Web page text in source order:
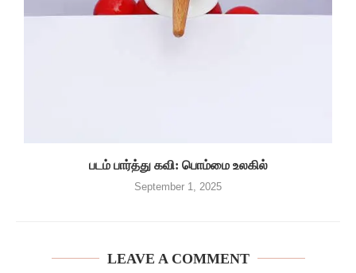
படம் பார்த்து கவி: பொம்மை உலகில்
September 1, 2025
LEAVE A COMMENT